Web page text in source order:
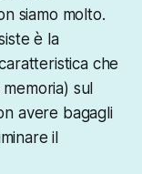
siamo molto.
è la
che
sul
avere bagagli
il